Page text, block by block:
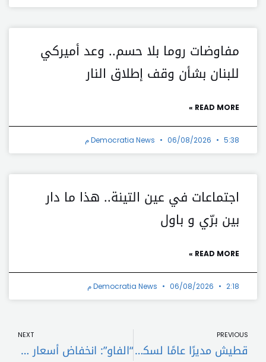
مفاوضات روما بلا حسم.. وعد أميركي
للبنان بشأن وقف إطلاق النار
READ MORE »
Democratia News 06/08/2026 5:38 م
اجتماعات في عين التينة.. هذا ما دار
بين برّي و باول
READ MORE »
Democratia News 06/08/2026 2:18 م
PREVIOUS
قطيش مديرًا عامًا لسكاي نيوز
NEXT
“الفاو”: انخفاض أسعار المواد الغذائية 13,7 في المئة